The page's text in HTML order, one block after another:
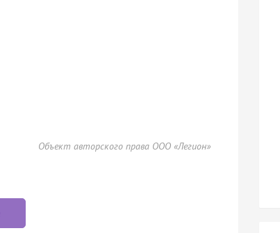
Объект авторского права ООО «Легион»